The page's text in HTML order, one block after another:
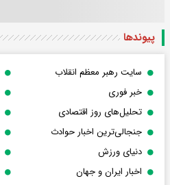
پیوندها
سایت رهبر معظم انقلاب
خبر فوری
تحلیل‌های روز اقتصادی
جنجالی‌ترین اخبار حوادث
دنیای ورزش
اخبار ایران و جهان